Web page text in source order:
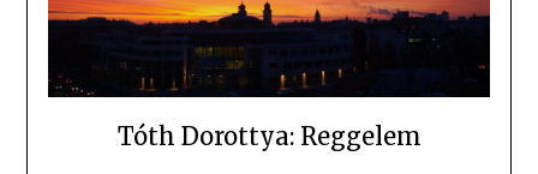
Tóth Dorottya: Reggelem